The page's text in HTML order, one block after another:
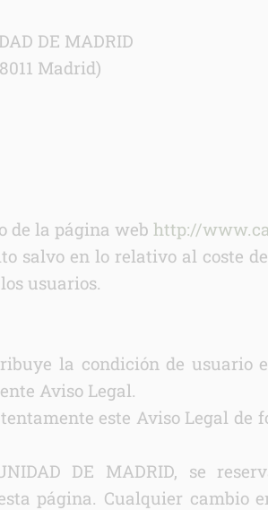
DE MADRID
Madrid)
de la página webhttp://
salvo en lo relativo al coste
usuarios.
la condición de usuario
Aviso Legal.
este Aviso Legal
DE MADRID, se
página. Cualquier cambio